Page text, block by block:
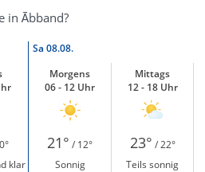
in Ābband?
Sa 08.08.
Morgens
06 - 12 Uhr
Mittags
12 - 18 Uhr
21° / 12° 23° / 22°
klar Sonnig Teils sonnig